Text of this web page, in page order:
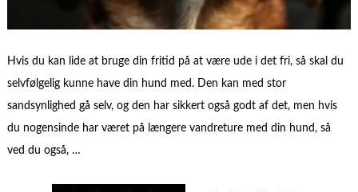
Hvis du kan lide at bruge din fritid på at være ude i det fri, så skal du
selvfølgelig kunne have din hund med. Den kan med stor
sandsynlighed gå selv, og den har sikkert også godt af det, men hvis
du nogensinde har været på længere vandreture med din hund, så
ved du også, …